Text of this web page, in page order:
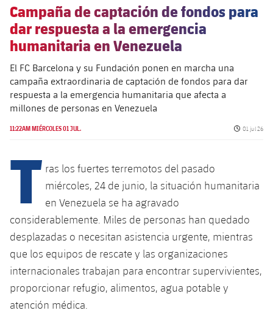
Campaña de captación de fondos para
dar respuesta a la emergencia
humanitaria en Venezuela
El FC Barcelona y su Fundación ponen en marcha una
campaña extraordinaria de captación de fondos para dar
respuesta a la emergencia humanitaria que afecta a
millones de personas en Venezuela
11:22AM MIÉRCOLES 01 JUL. Fecha de
01 jul 26
T ras los fuertes terremotos del pasado
miércoles, 24 de junio, la situación humanitaria
en Venezuela se ha agravado
considerablemente. Miles de personas han quedado
desplazadas o necesitan asistencia urgente, mientras
que los equipos de rescate y las organizaciones
internacionales trabajan para encontrar supervivientes,
proporcionar refugio, alimentos, agua potable y
atención médica.